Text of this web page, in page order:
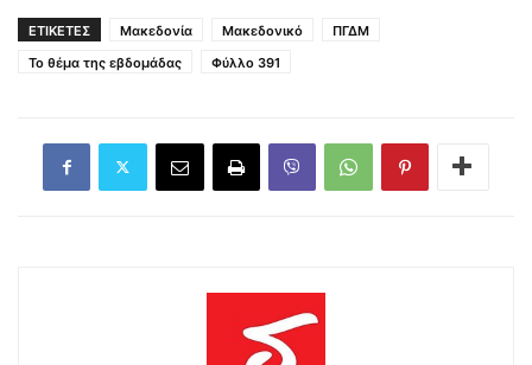
ΕΤΙΚΕΤΕΣ Μακεδονία Μακεδονικό
ΠΓΔΜ
Το θέμα της εβδομάδας
Φύλλο 391